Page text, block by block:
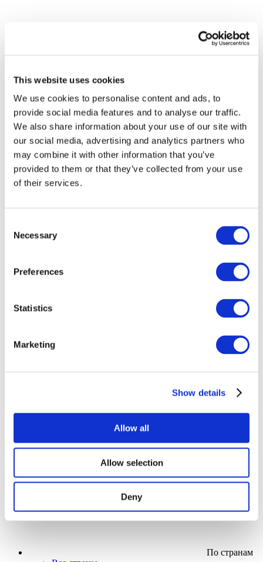
This website uses cookies
We use cookies to personalise content and ads, to
provide social media features and to analyse our traffic.
We also share information about your use of our site with
our social media, advertising and analytics partners who
may combine it with other information that you’ve
provided to them or that they’ve collected from your use
of their services.
Selection
Necessary
Preferences
Statistics
Marketing
Show details
Allow all
Allow selection
Deny
Творческий вечер
Наше спецпредложение
Применить
По странам